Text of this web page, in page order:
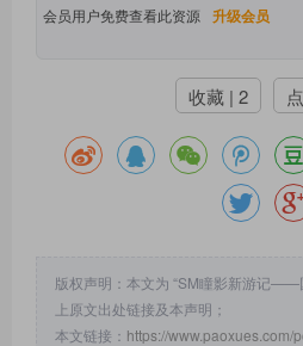
会员用户免费查看此资源 升级会员
收藏 | 2
版权声明：本文为 “SM瞳影新游记——
上原文出处链接及本声明；
本文链接： https://www.paoxues.com/